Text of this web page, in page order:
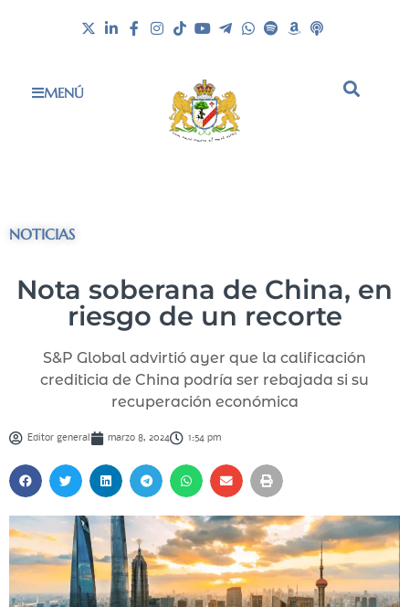
MENÚ
NOTICIAS
Nota soberana de China, en
riesgo de un recorte
S&P Global advirtió ayer que la calificación
crediticia de China podría ser rebajada si su
recuperación económica
Editor general marzo 8, 2024 1:54 pm